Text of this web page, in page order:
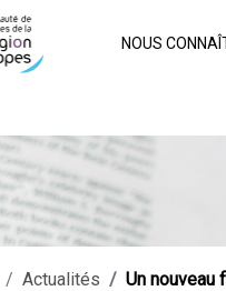
NOUS
Actualités Un nouveau